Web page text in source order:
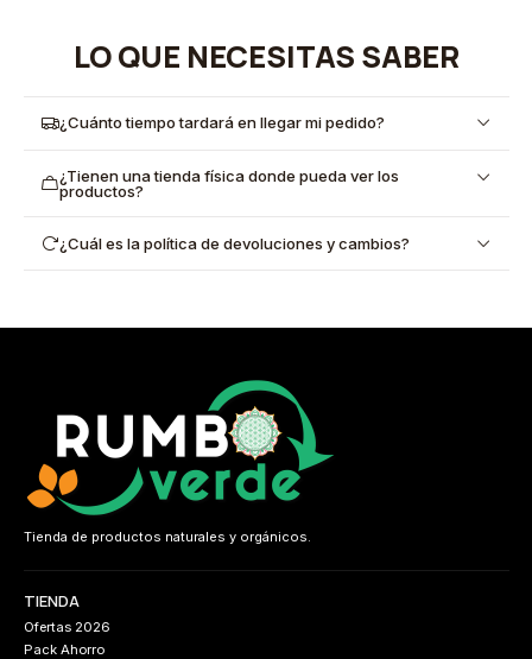
LO QUE NECESITAS SABER
¿Cuánto tiempo tardará en llegar mi pedido?
¿Tienen una tienda física donde pueda ver los
productos?
¿Cuál es la política de devoluciones y cambios?
Tienda de productos naturales y orgánicos.
TIENDA
Ofertas 2026
Pack Ahorro